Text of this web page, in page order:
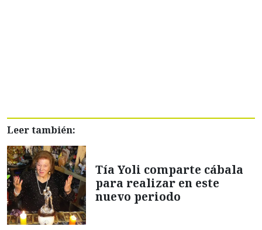
Leer también:
Tía Yoli comparte cábala
para realizar en este
nuevo periodo